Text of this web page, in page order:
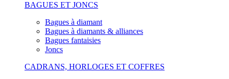
BAGUES ET JONCS
Bagues à diamant
Bagues à diamants & alliances
Bagues fantaisies
Joncs
CADRANS, HORLOGES ET COFFRES